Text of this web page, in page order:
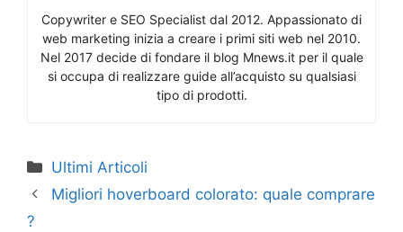
Copywriter e SEO Specialist dal 2012. Appassionato di
web marketing inizia a creare i primi siti web nel 2010.
Nel 2017 decide di fondare il blog Mnews.it per il quale
si occupa di realizzare guide all’acquisto su qualsiasi
tipo di prodotti.
Categorie
Ultimi Articoli
Migliori hoverboard colorato: quale comprare
?